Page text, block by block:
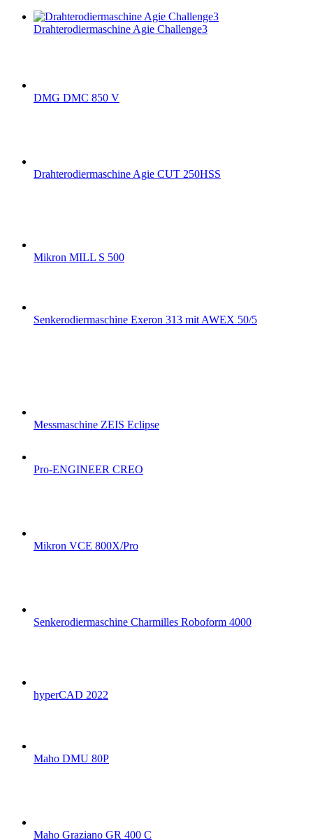
Drahterodiermaschine Agie Challenge3
DMG DMC 850 V
Drahterodiermaschine Agie CUT 250HSS
Mikron MILL S 500
Senkerodiermaschine Exeron 313 mit AWEX 50/5
Messmaschine ZEIS Eclipse
Pro-ENGINEER CREO
Mikron VCE 800X/Pro
Senkerodiermaschine Charmilles Roboform 4000
hyperCAD 2022
Maho DMU 80P
Maho Graziano GR 400 C